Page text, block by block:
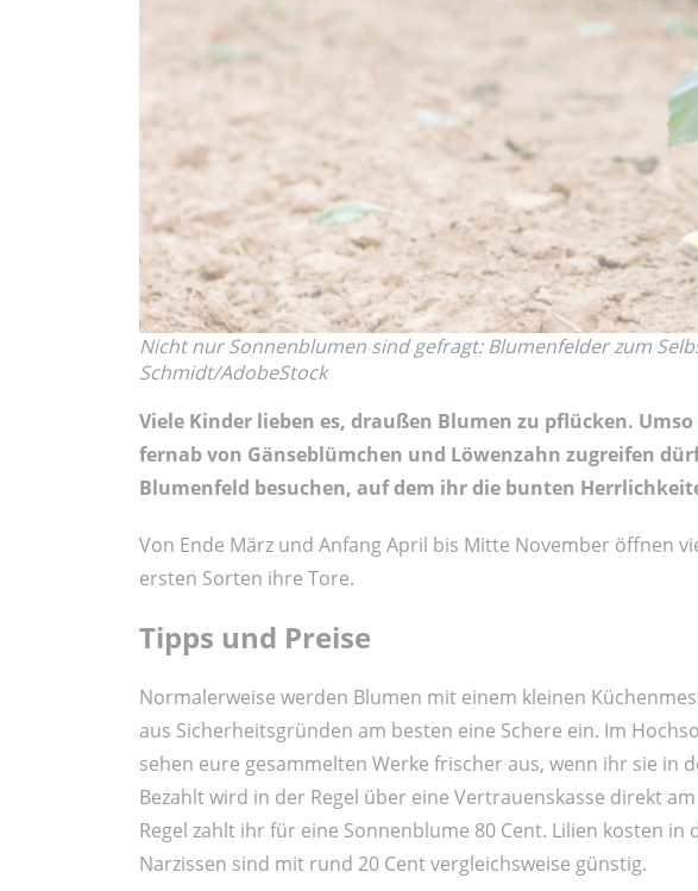
Nicht nur Sonnenblumen sind gefragt: Blumenfelder zum
Schmidt/AdobeStock
Viele Kinder lieben es, draußen Blumen zu pflücken.
fernab von Gänseblümchen und Löwenzahn zugreifen
Blumenfeld besuchen, auf dem ihr die bunten
Von Ende März und Anfang April bis Mitte November öffnen
ersten Sorten ihre Tore.
Tipps und Preise
Normalerweise werden Blumen mit einem kleinen
aus Sicherheitsgründen am besten eine Schere ein. Im
sehen eure gesammelten Werke frischer aus, wenn ihr sie in
Bezahlt wird in der Regel über eine Vertrauenskasse direkt
Regel zahlt ihr für eine Sonnenblume 80 Cent. Lilien kosten in
Narzissen sind mit rund 20 Cent vergleichsweise günstig.